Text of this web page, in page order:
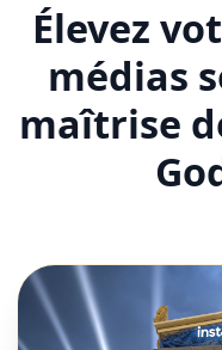
Élevez
médias
maîtrise